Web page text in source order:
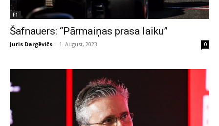
F1
Šafnauers: “Pārmaiņas prasa laiku”
Juris Dargēvičs - 1. August, 2023 0